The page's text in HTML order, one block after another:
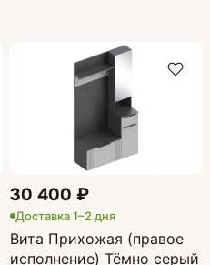
30 400 ₽
Доставка 1–2 дня
Вита Прихожая (правое
исполнение) Тёмно серый